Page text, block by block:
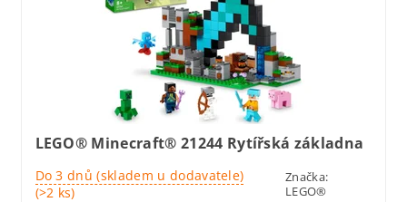
LEGO® Minecraft® 21244 Rytířská základna
Do 3 dnů (skladem u dodavatele)
(>2 ks)
Značka:
LEGO®